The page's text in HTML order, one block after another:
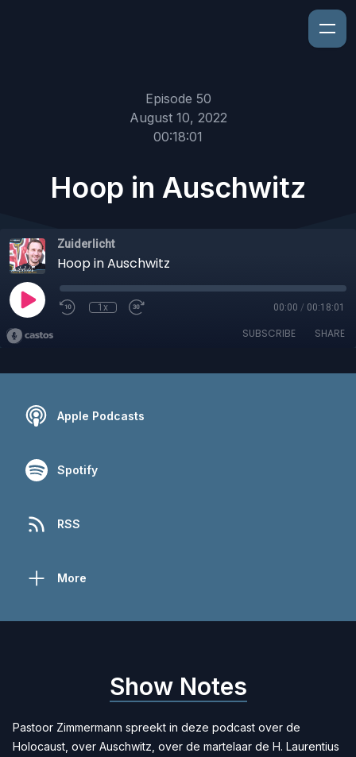
Episode 50
August 10, 2022
00:18:01
Hoop in Auschwitz
Zuiderlicht
Hoop in Auschwitz
1x 00:00 / 00:18:01
SUBSCRIBE SHARE
Apple Podcasts
Spotify
RSS
More
Show Notes
Pastoor Zimmermann spreekt in deze podcast over de
Holocaust, over Auschwitz, over de martelaar de H. Laurentius